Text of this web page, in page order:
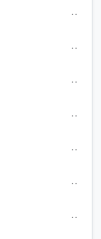
..
..
..
..
..
..
..